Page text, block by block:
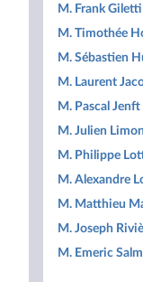
M. Frank Giletti
M. Timothée
M. Sébastien
M. Laurent
M. Pascal Jenft
M. Julien
M. Philippe
M. Alexandre
M. Matthieu
M. Joseph
M. Emeric